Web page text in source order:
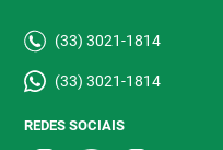
(33) 3021-1814
(33) 3021-1814
REDES SOCIAIS